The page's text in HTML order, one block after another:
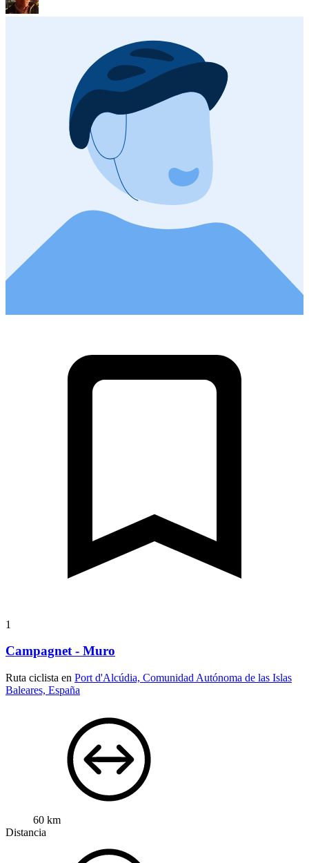
1
Campagnet - Muro
Ruta ciclista en Port d'Alcúdia, Comunidad Autónoma de las Islas
Baleares, España
60 km
Distancia